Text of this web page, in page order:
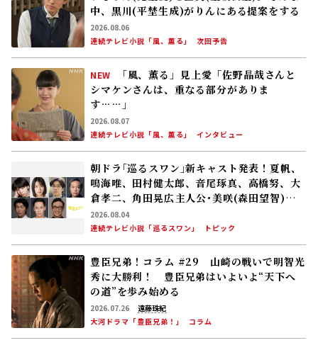
中、黒川(平埜生成)がりんにある提案をする
2026.08.06
連続テレビ小説「風、薫る」
次回予告
NEW
「風、薫る」見上愛「佐野晶哉さんと
シマケンさんは、重なる部分がありま
す……」
2026.08.07
連続テレビ小説「風、薫る」
インタビュー
朝ドラ｢巡るスワン｣新キャスト発表！夏帆、
鳴海唯、田村健太郎、音尾琢真、高橋努、大
倉孝二、角田晃広――主人公･美咲(森田望智)が
交流する警察署の人々 2027年度前期放送
2026.08.04
連続テレビ小説「巡るスワン」
トピック
豊臣兄弟！コラム #29 山崎の戦いで明智光
秀に大勝利！ 豊臣兄弟はいよいよ“天下へ
の道”を歩み始める
2026.07.26
遠藤珠紀
大河ドラマ「豊臣兄弟！」
コラム